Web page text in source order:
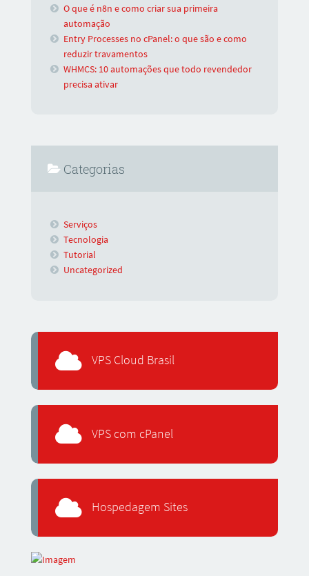
O que é n8n e como criar sua primeira
automação
Entry Processes no cPanel: o que são e como
reduzir travamentos
WHMCS: 10 automações que todo revendedor
precisa ativar
Categorias
Serviços
Tecnologia
Tutorial
Uncategorized
VPS Cloud Brasil
VPS com cPanel
Hospedagem Sites